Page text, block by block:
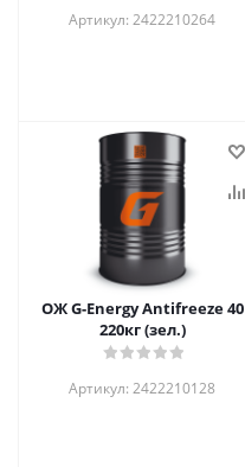
Артикул: 2422210264
ОЖ G-Energy Antifreeze 40
220кг (зел.)
Артикул: 2422210128